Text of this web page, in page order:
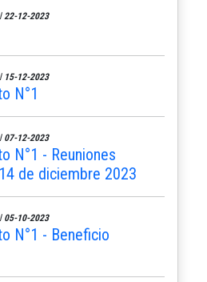
22-12-2023
15-12-2023
N°1
07-12-2023
N°1 - Reuniones
de diciembre 2023
05-10-2023
N°1 - Beneficio